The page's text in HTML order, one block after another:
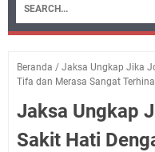
Beranda / Jaksa Ungkap Jika
Tifa dan Merasa Sangat Terhina
Jaksa Ungkap
Sakit Hati